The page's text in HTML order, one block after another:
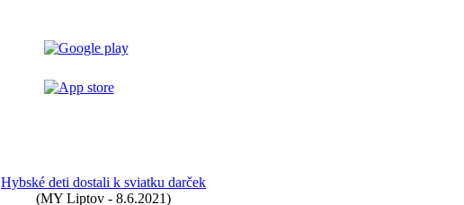
Hybské deti dostali k sviatku darček
(MY Liptov - 8.6.2021)